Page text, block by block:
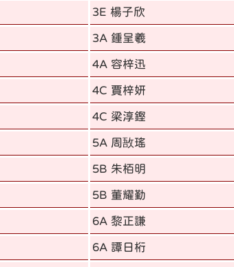
3E 楊子欣
3A 鍾呈羲
4A 容梓迅
4C 賈梓妍
4C 梁淳鏗
5A 周敔瑤
5B 朱栢明
5B 董耀勤
6A 黎正謙
6A 譚日桁